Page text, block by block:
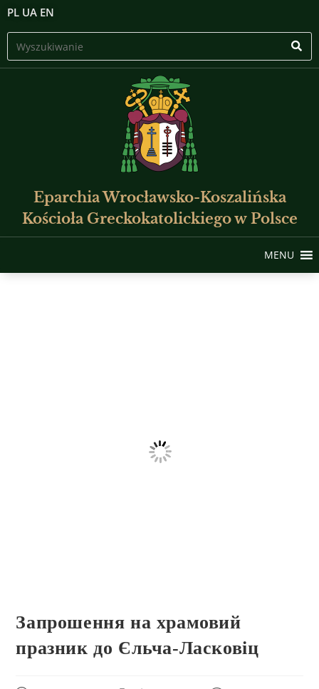
PL UA EN
Eparchia Wrocławsko-Koszalińska
Kościoła Greckokatolickiego w Polsce
MENU
Запрошення на храмовий
празник до Єльча-Ласковіц